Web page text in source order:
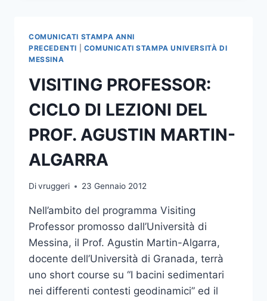
COMUNICATI STAMPA ANNI
PRECEDENTI
COMUNICATI STAMPA UNIVERSITÀ DI
MESSINA
VISITING PROFESSOR:
CICLO DI LEZIONI DEL
PROF. AGUSTIN MARTIN-
ALGARRA
Divruggeri 23 Gennaio 2012
Nell’ambito del programma Visiting
Professor promosso dall’Università di
Messina, il Prof. Agustin Martin-Algarra,
docente dell’Università di Granada, terrà
uno short course su “I bacini sedimentari
nei differenti contesti geodinamici” ed il